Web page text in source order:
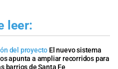
leer:
del proyecto El nuevo sistema
apunta a ampliar recorridos para
barrios de Santa Fe